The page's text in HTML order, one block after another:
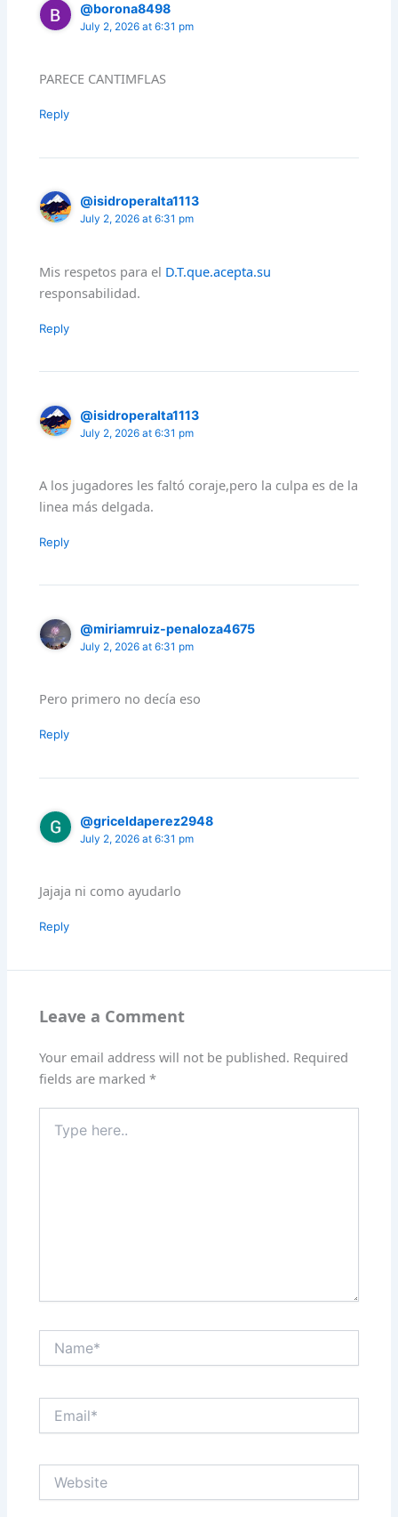
@borona8498
July 2, 2026 at 6:31 pm
PARECE CANTIMFLAS
Reply
@isidroperalta1113
July 2, 2026 at 6:31 pm
Mis respetos para el D.T.que.acepta.su
responsabilidad.
Reply
@isidroperalta1113
July 2, 2026 at 6:31 pm
A los jugadores les faltó coraje,pero la culpa es de la
linea más delgada.
Reply
@miriamruiz-penaloza4675
July 2, 2026 at 6:31 pm
Pero primero no decía eso
Reply
@griceldaperez2948
July 2, 2026 at 6:31 pm
Jajaja ni como ayudarlo
Reply
Leave a Comment
Your email address will not be published. Required
fields are marked*
here..